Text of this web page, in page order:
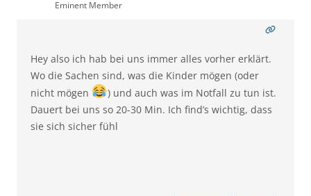
Eminent Member
Hey also ich hab bei uns immer alles vorher erklärt.
Wo die Sachen sind, was die Kinder mögen (oder
nicht mögen
) und auch was im Notfall zu tun ist.
Dauert bei uns so 20-30 Min. Ich find’s wichtig, dass
sie sich sicher fühl